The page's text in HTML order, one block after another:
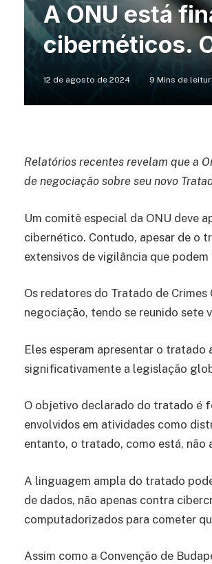
A ONU está
cibernéticos.
12 de agosto de 2024 9 Mins de
Relatórios recentes revelam que a
de negociação sobre seu novo
Um comitê especial da ONU deve
cibernético. Contudo, apesar de o
extensivos de vigilância que
Os redatores do Tratado de
negociação, tendo se reunido sete
Eles esperam apresentar o tratado
significativamente a legislação
O objetivo declarado do tratado é
envolvidos em atividades como
entanto, o tratado, como está, não
A linguagem ampla do tratado
de dados, não apenas contra
computadorizados para cometer
Assim como a Convenção de